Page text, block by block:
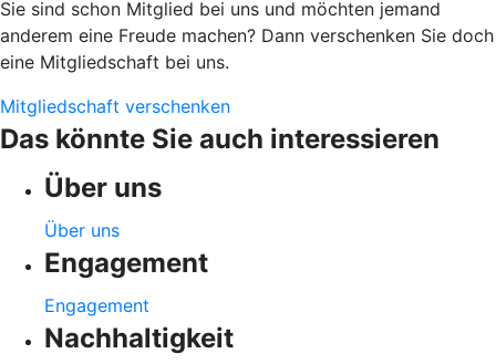
Sie sind schon Mitglied bei uns und möchten jemand
anderem eine Freude machen? Dann verschenken Sie doch
eine Mitgliedschaft bei uns.
Mitgliedschaft verschenken
Das könnte Sie auch interessieren
Über uns
Über uns
Engagement
Engagement
Nachhaltigkeit